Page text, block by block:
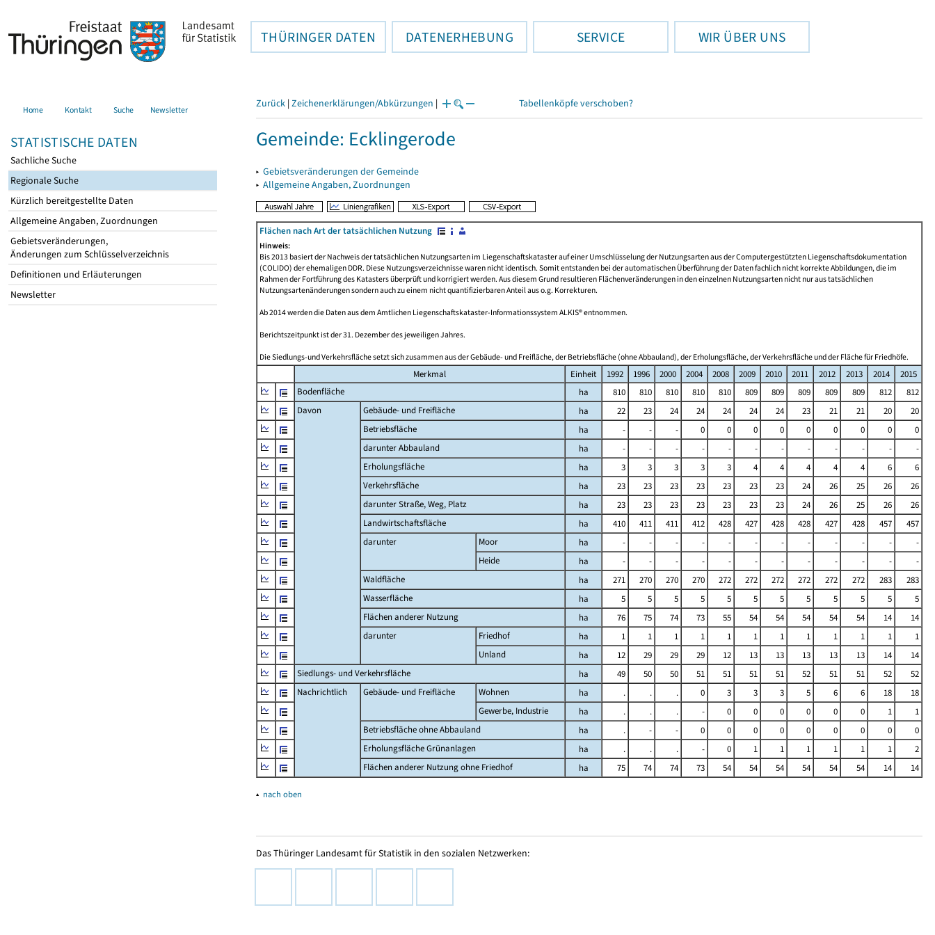
THÜRINGER DATEN DATENERHEBUNG SERVICE WIR ÜBER UNS
Home Kontakt Suche Newsletter
STATISTISCHE DATEN
Sachliche Suche
Regionale Suche
Kürzlich bereitgestellte Daten
Allgemeine Angaben, Zuordnungen
Gebietsveränderungen,
Änderungen zum Schlüsselverzeichnis
Definitionen und Erläuterungen
Newsletter
Zurück | Zeichenerklärungen/Abkürzungen | Tabellenköpfe verschoben?
Gemeinde: Ecklingerode
▸ Gebietsveränderungen der Gemeinde
▸ Allgemeine Angaben, Zuordnungen
Flächen nach Art der tatsächlichen Nutzung
Hinweis:
Bis 2013 basiert der Nachweis der tatsächlichen Nutzungsarten im Liegenschaftskataster auf einer Umschlüsselung der Nutzungsarten aus der Computergestützten Liegenschaftsdokumentation
(COLIDO) der ehemaligen DDR. Diese Nutzungsverzeichnisse waren nicht identisch. Somit entstanden bei der automatischen Überführung der Daten fachlich nicht korrekte Abbildungen, die im
Rahmen der Fortführung des Katasters überprüft und korrigiert werden. Aus diesem Grund resultieren Flächenveränderungen in den einzelnen Nutzungsarten nicht nur aus tatsächlichen
Nutzungsartenänderungen sondern auch zu einem nicht quantifizierbaren Anteil aus o.g. Korrekturen.
Ab 2014 werden die Daten aus dem Amtlichen Liegenschaftskataster-Informationssystem ALKIS® entnommen.
Berichtszeitpunkt ist der 31. Dezember des jeweiligen Jahres.
Die Siedlungs-und Verkehrsfläche setzt sich zusammen aus der Gebäude- und Freifläche, der Betriebsfläche (ohne Abbauland), der Erholungsfläche, der Verkehrsfläche und der Fläche für Friedhöfe.
Merkmal Einheit 1992 1996 2000 2004 2008 2009 2010 2011 2012 2013 2014
2015
Bodenfläche
ha 810 810 810 810 810 809 809 809 809 809 812
812
Davon
Gebäude- und Freifläche ha 22 23 24 24 24 24 24 23 21 21 20
20
Betriebsfläche
ha - - - 0 0 0 0 0 0 0 0
0
darunter Abbauland
ha - - - - - - - - - - -
-
Erholungsfläche
ha 3 3 3 3 3 4 4 4 4 4 6
6
Verkehrsfläche
ha 23 23 23 23 23 23 23 24 26 25 26
26
darunter Straße, Weg, Platz
ha 23 23 23 23 23 23 23 24 26 25 26
26
Landwirtschaftsfläche
ha 410 411 411 412 428 427 428 428 427 428 457
457
darunter
Moor ha - - - - - - - - - - -
-
Heide
ha - - - - - - - - - - -
-
Waldfläche
ha 271 270 270 270 272 272 272 272 272 272 283
283
Wasserfläche
ha 5 5 5 5 5 5 5 5 5 5 5
5
Flächen anderer Nutzung
ha 76 75 74 73 55 54 54 54 54 54 14
14
darunter
Friedhof ha 1 1 1 1 1 1 1 1 1 1 1
1
Unland
ha 12 29 29 29 12 13 13 13 13 13 14
14
Siedlungs- und Verkehrsfläche
ha 49 50 50 51 51 51 51 52 51 51 52
52
Nachrichtlich
Gebäude- und Freifläche Wohnen ha . . . 0 3 3 3 5 6 6 18
18
Gewerbe, Industrie
ha . . . - 0 0 0 0 0 0 1
1
Betriebsfläche ohne Abbauland
ha . - - 0 0 0 0 0 0 0 0
0
Erholungsfläche Grünanlagen
ha . . . - 0 1 1 1 1 1 1
2
Flächen anderer Nutzung ohne Friedhof
ha 75 74 74 73 54 54 54 54 54 54 14 14
▴ nach oben
Das Thüringer Landesamt für Statistik in den sozialen Netzwerken: